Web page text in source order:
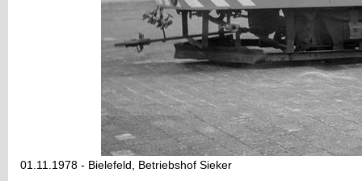
01.11.1978 - Bielefeld, Betriebshof Sieker